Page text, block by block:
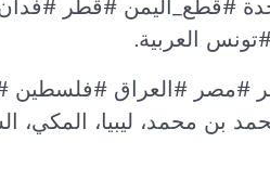
#قطع_اليمن #قطر
العربية.
بن محمد، ليبيا، المكي،